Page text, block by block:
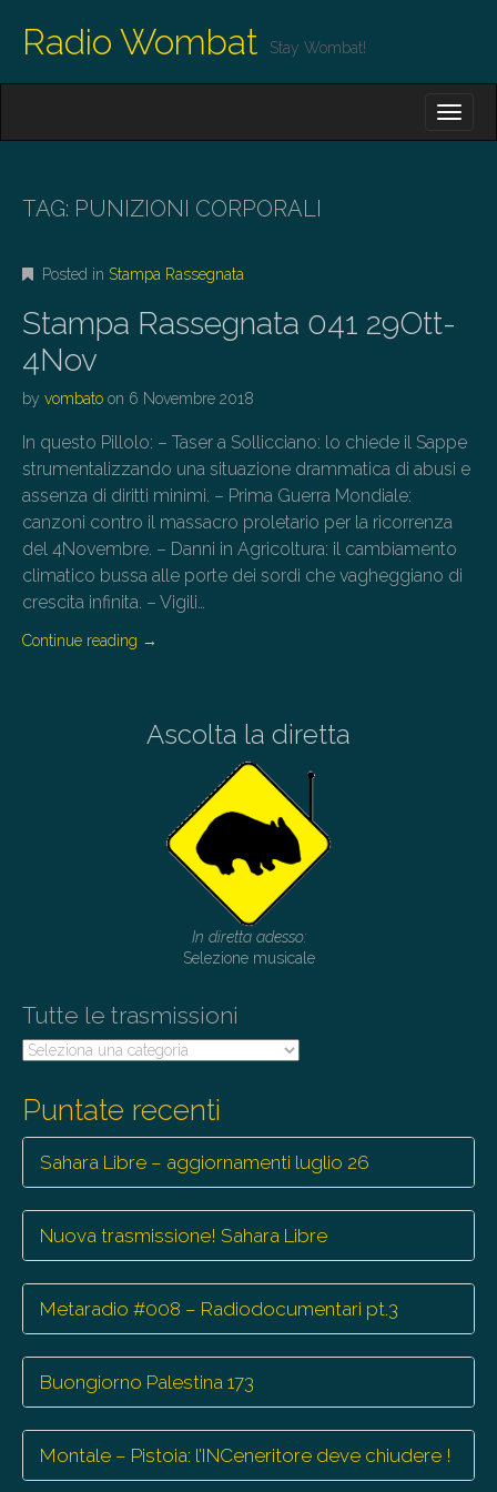
Radio Wombat Stay Wombat!
N
M
N
U
O
C
T
N
TAG: PUNIZIONI CORPORALI
Posted in Stampa Rassegnata
Stampa Rassegnata 041 29Ott-
4Nov
by vombato on 6 Novembre 2018
In questo Pillolo: – Taser a Sollicciano: lo chiede il Sappe
strumentalizzando una situazione drammatica di abusi e
assenza di diritti minimi. – Prima Guerra Mondiale:
canzoni contro il massacro proletario per la ricorrenza
del 4Novembre. – Danni in Agricoltura: il cambiamento
climatico bussa alle porte dei sordi che vagheggiano di
crescita infinita. – Vigili…
Continue reading →
Ascolta la diretta
In diretta adesso:
Selezione musicale
Tutte le trasmissioni
Tutte
Puntate recenti
Sahara Libre – aggiornamenti luglio 26
Nuova trasmissione! Sahara Libre
Metaradio #008 – Radiodocumentari pt.3
Buongiorno Palestina 173
Montale – Pistoia: l’INCeneritore deve chiudere !